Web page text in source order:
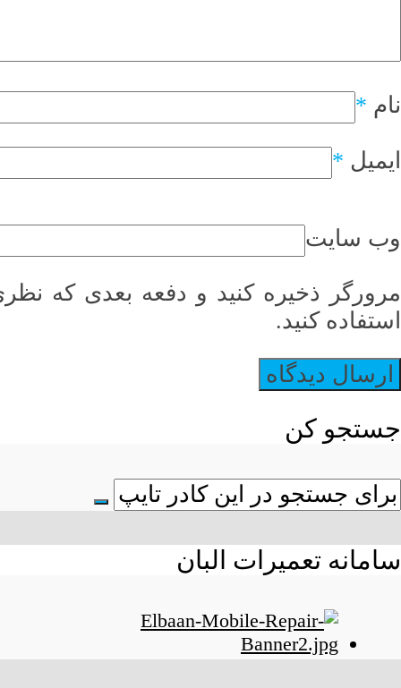
نام *
ایمیل *
وب سایت
مرورگر ذخیره کنید و دفعه بعدی که
استفاده کنید.
جستجو کن
سامانه تعمیرات البان